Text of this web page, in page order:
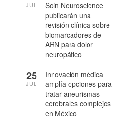
Soin Neuroscience
publicarán una
revisión clínica sobre
biomarcadores de
ARN para dolor
neuropático
JUL
Innovación médica
amplía opciones para
tratar aneurismas
cerebrales complejos
en México
25
JUL